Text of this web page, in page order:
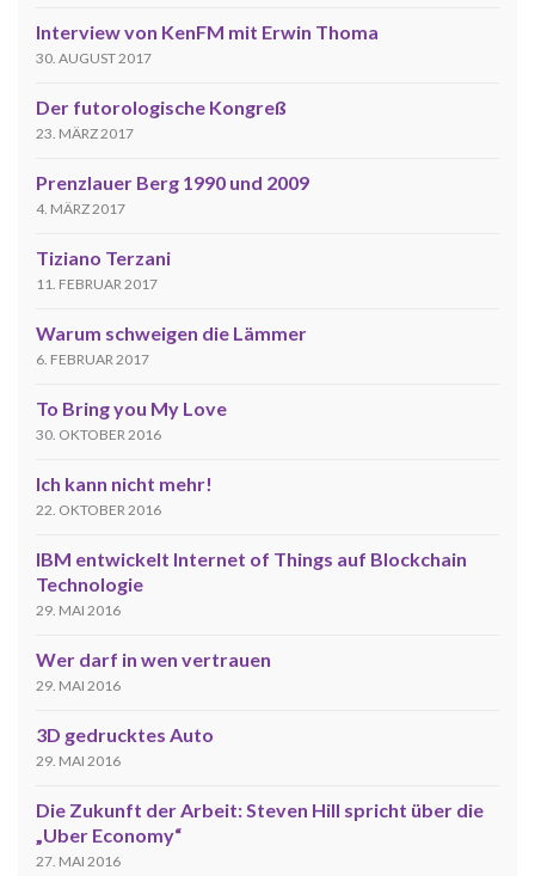
Interview von KenFM mit Erwin Thoma
30. AUGUST 2017
Der futorologische Kongreß
23. MÄRZ 2017
Prenzlauer Berg 1990 und 2009
4. MÄRZ 2017
Tiziano Terzani
11. FEBRUAR 2017
Warum schweigen die Lämmer
6. FEBRUAR 2017
To Bring you My Love
30. OKTOBER 2016
Ich kann nicht mehr!
22. OKTOBER 2016
IBM entwickelt Internet of Things auf Blockchain
Technologie
29. MAI 2016
Wer darf in wen vertrauen
29. MAI 2016
3D gedrucktes Auto
29. MAI 2016
Die Zukunft der Arbeit: Steven Hill spricht über die
„Uber Economy“
27. MAI 2016